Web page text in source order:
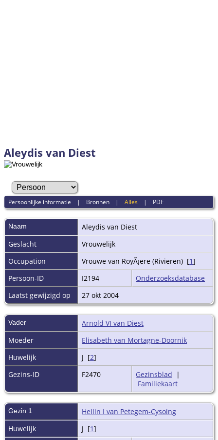
Aleydis van Diest
Persoonlijke informatie | Bronnen |Alles | PDF
Naam Aleydis van Diest
Geslacht
Vrouwelijk
Occupation
Vrouwe van RoyÃ¡ere (Rivieren) [1]
Persoon-ID
I2194
Onderzoeksdatabase
Laatst gewijzigd op
27 okt 2004
Vader
Arnold VI van Diest
Moeder
Elisabeth van Mortagne-Doornik
Huwelijk
J [2]
Gezins-ID
F2470 Gezinsblad |
Familiekaart
Gezin 1
Hellin I van Petegem-Cysoing
Huwelijk
J [1]